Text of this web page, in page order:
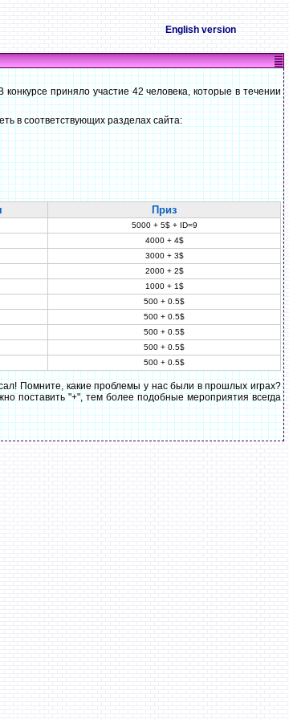
English version
приняло участие 42 человека, которые в течении
в соответствующих разделах сайта:
Приз
5000 + 5$ + ID=9
4000 + 4$
3000 + 3$
2000 + 2$
1000 + 1$
500 + 0.5$
500 + 0.5$
500 + 0.5$
500 + 0.5$
500 + 0.5$
Помните, какие проблемы у нас были в прошлых играх?
поставить "+", тем более подобные мероприятия всегда